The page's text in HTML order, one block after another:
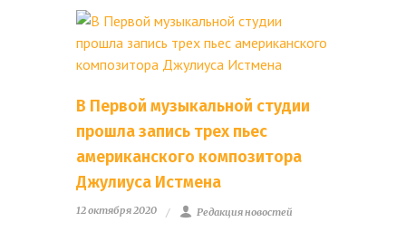
В Первой музыкальной студии
прошла запись трех пьес
американского композитора
Джулиуса Истмена
12 октября 2020 Редакция новостей